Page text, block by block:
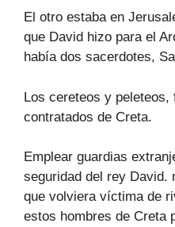
El otro estaba en
que David hizo para el
había dos sacerdotes,
Los cereteos y peleteos,
contratados de Creta.
Emplear guardias
seguridad del rey David.
que volviera víctima de
estos hombres de Creta